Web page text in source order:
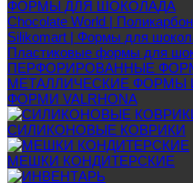
ФОРМЫ ДЛЯ ШОКОЛАДА
Chocolate World |
Silikomart | Формы для
Пластиковые формы для
ПЕРФОРИРОВАННЫЕ
МЕТАЛЛИЧЕСКИЕ ФОРМЫ
ФОРМИ VALRHONA
СИЛИКОНОВЫЕ КОВРИКИ
МЕШКИ КОНДИТЕРСКИЕ